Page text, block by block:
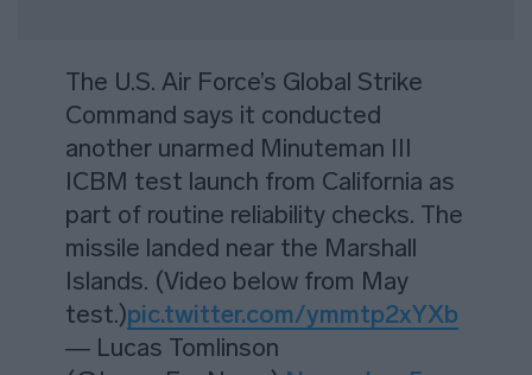
The U.S. Air Force’s Global Strike
Command says it conducted
another unarmed Minuteman III
ICBM test launch from California as
part of routine reliability checks. The
missile landed near the Marshall
Islands. (Video below from May
test.)pic.twitter.com/ymmtp2xYXb
— Lucas Tomlinson